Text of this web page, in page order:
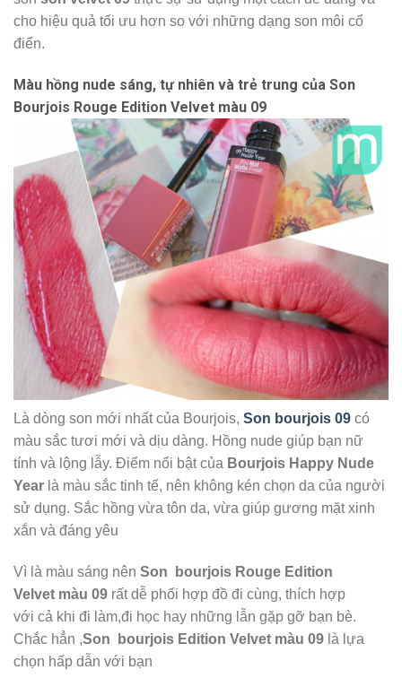
cho hiệu quả tối ưu hơn so với những dạng son môi cổ
điển.
Màu hồng nude sáng, tự nhiên và trẻ trung của Son
Bourjois Rouge Edition Velvet màu 09
Là dòng son mới nhất của Bourjois, Son bourjois 09 có
màu sắc tươi mới và dịu dàng. Hồng nude giúp bạn nữ
tính và lộng lẫy. Điểm nổi bật của Bourjois Happy Nude
Year là màu sắc tinh tế, nên không kén chọn da của người
sử dụng. Sắc hồng vừa tôn da, vừa giúp gương mặt xinh
xắn và đáng yêu
Vì là màu sáng nên Son bourjois Rouge Edition
Velvet màu 09 rất dễ phối hợp đồ đi cùng, thích hợp
với cả khi đi làm,đi học hay những lẫn gặp gỡ bạn bè.
Chắc hẳn ,Son bourjois Edition Velvet màu 09 là lựa
chọn hấp dẫn với bạn